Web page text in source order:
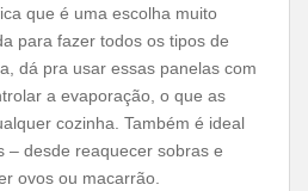
que é uma escolha muito
​​para fazer todos os tipos de
dá pra usar essas panelas com
a evaporação, o que as
cozinha. Também é ideal
– desde reaquecer sobras e
ovos ou macarrão.